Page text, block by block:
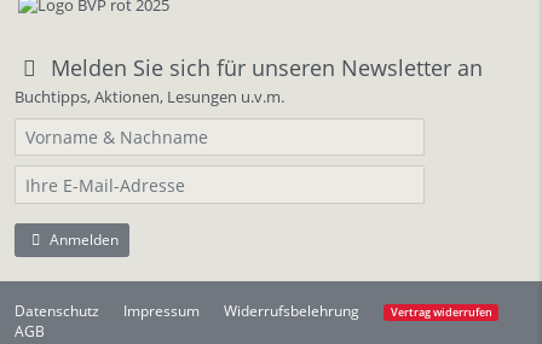
Melden Sie sich für unseren Newsletter an
Buchtipps, Aktionen, Lesungen u.v.m.
Anmelden
Datenschutz Impressum Widerrufsbelehrung Vertrag widerrufen
AGB